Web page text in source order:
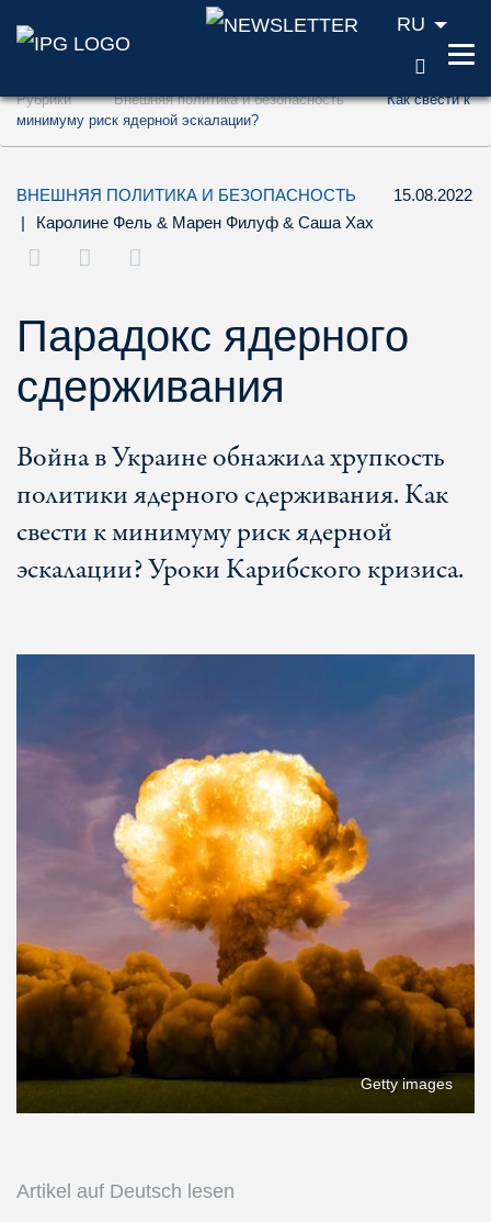
Перейти к содержанию (ключ доступа
Перейти к поиску (ключ доступа '2')
RU
Рубрики Внешняя политика и безопасность
Как свести к
минимуму риск ядерной эскалации?
ВНЕШНЯЯ ПОЛИТИКА И БЕЗОПАСНОСТЬ
15.08.2022
|
Каролине Фель & Марен Филуф & Саша Хах
Парадокс ядерного
сдерживания
Война в Украине обнажила хрупкость
политики ядерного сдерживания. Как
свести к минимуму риск ядерной
эскалации? Уроки Карибского кризиса.
Getty images
Artikel auf Deutsch lesen